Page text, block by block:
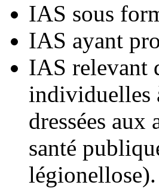
IAS sous
IAS ayant
IAS relevant
individuelles
dressées aux
santé
légionellose).